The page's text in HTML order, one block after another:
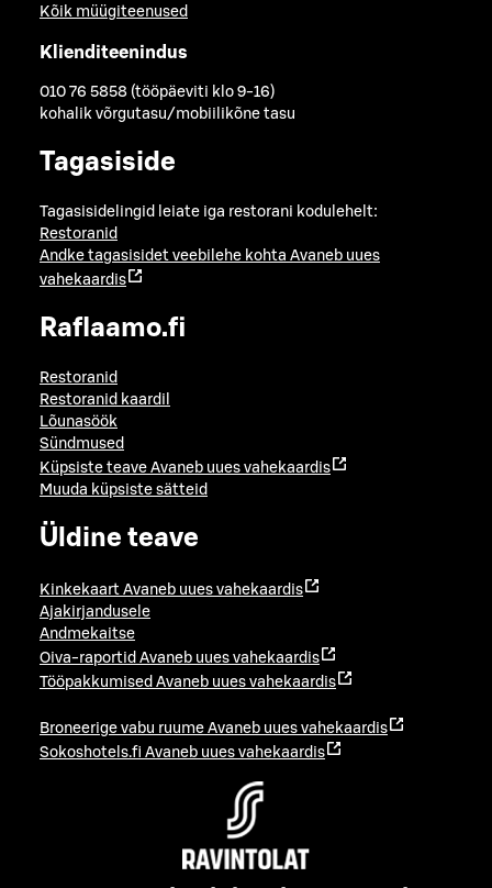
Kõik müügiteenused
Klienditeenindus
010 76 5858 (tööpäeviti klo 9-16)
kohalik võrgutasu/mobiilikõne tasu
Tagasiside
Tagasisidelingid leiate iga restorani kodulehelt:
Restoranid
Andke tagasisidet veebilehe kohta Avaneb uues
vahekaardis
Raflaamo.fi
Restoranid
Restoranid kaardil
Lõunasöök
Sündmused
Küpsiste teave Avaneb uues vahekaardis
Muuda küpsiste sätteid
Üldine teave
Kinkekaart Avaneb uues vahekaardis
Ajakirjandusele
Andmekaitse
Oiva-raportid Avaneb uues vahekaardis
Tööpakkumised Avaneb uues vahekaardis
Broneerige vabu ruume Avaneb uues vahekaardis
Sokoshotels.fi Avaneb uues vahekaardis